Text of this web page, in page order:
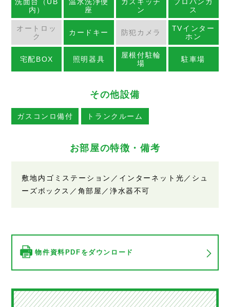
内）
座
ン
ス
オートロッ
ク
カードキー 防犯カメラ
TVインター
ホン
宅配BOX 照明器具
屋根付駐輪
場
駐車場
その他設備
ガスコンロ備付 トランクルーム
お部屋の特徴・備考
敷地内ゴミステーション／インターネット光／シュ
ーズボックス／角部屋／浄水器不可
物件資料PDFをダウンロード